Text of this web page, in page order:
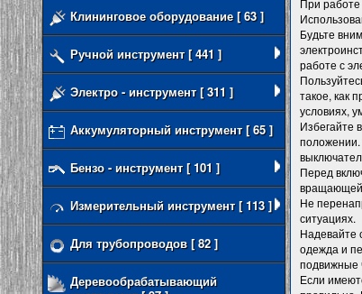
Клининговое оборудование [ 63 ]
Ручной инструмент [ 441 ]
Электро - инструмент [ 311 ]
Аккумуляторный инструмент [ 65 ]
Бензо - инструмент [ 101 ]
Измерительный инструмент [ 113 ]
Для трубопроводов [ 82 ]
Деревообрабатывающий
При
Будьте
работе с
такое, как
условиях,
Избегайте
положении.
Перед
Не
ситуациях.
Надевайте
одежда и
подвижные
Если